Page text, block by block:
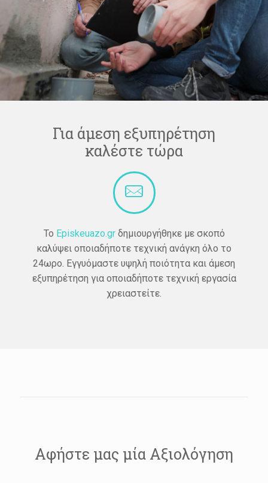
Για άμεση εξυπηρέτηση
καλέστε τώρα
Το Episkeuazo.grδημιουργήθηκε με σκοπό
καλύψει οποιαδήποτε τεχνική ανάγκη όλο το
24ωρο. Εγγυόμαστε υψηλή ποιότητα και άμεση
εξυπηρέτηση για οποιαδήποτε τεχνική εργασία
χρειαστείτε.
Αφήστε μας μία Αξιολόγηση